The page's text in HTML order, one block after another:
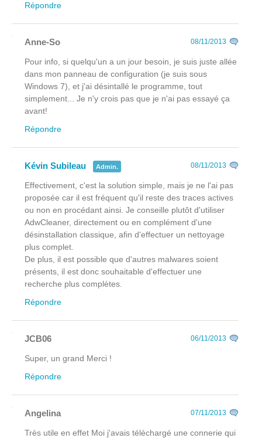
Répondre
Anne-So 08/11/2013
Pour info, si quelqu'un a un jour besoin, je suis juste allée
dans mon panneau de configuration (je suis sous
Windows 7), et j'ai désintallé le programme, tout
simplement... Je n'y crois pas que je n'ai pas essayé ça
avant!
Répondre
Kévin Subileau Admin. 08/11/2013
Effectivement, c'est la solution simple, mais je ne l'ai pas
proposée car il est fréquent qu'il reste des traces actives
ou non en procédant ainsi. Je conseille plutôt d'utiliser
AdwCleaner, directement ou en complément d'une
désinstallation classique, afin d'effectuer un nettoyage
plus complet.
De plus, il est possible que d'autres malwares soient
présents, il est donc souhaitable d'effectuer une
recherche plus complètes.
Répondre
JCB06 06/11/2013
Super, un grand Merci !
Répondre
Angelina 07/11/2013
Très utile en effet Moi j'avais téléchargé une connerie qui